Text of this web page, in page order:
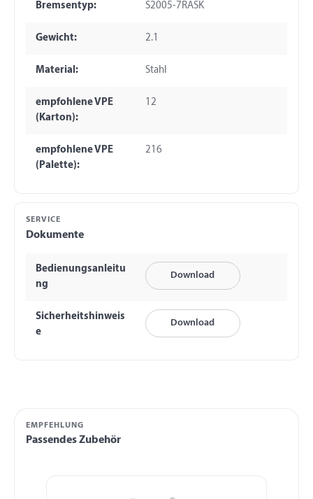
Bremsentyp: S2005-7RASK
Gewicht: 2.1
Material: Stahl
empfohlene VPE
(Karton):
12
empfohlene VPE
(Palette):
216
SERVICE
Dokumente
Bedienungsanleitu
ng
Download
Sicherheitshinweis
e
Download
EMPFEHLUNG
Passendes Zubehör